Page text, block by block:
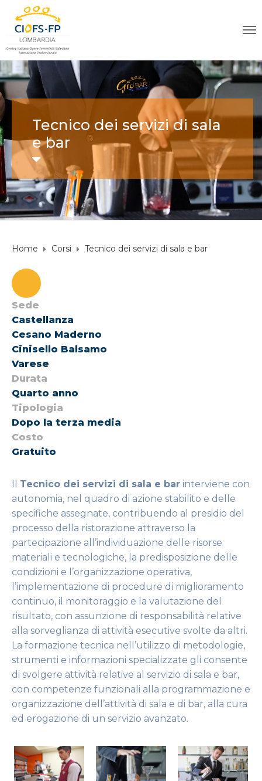
Tecnico dei servizi di sala
e bar
Home Corsi Tecnico dei servizi di sala e bar
Sede
Castellanza
Cesano Maderno
Cinisello Balsamo
Varese
Durata
Quarto anno
Tipologia
Dopo la terza media
Costo
Gratuito
Il Tecnico dei servizi di sala e bar interviene con
autonomia, nel quadro di azione stabilito e delle
specifiche assegnate, contribuendo al presidio del
processo della ristorazione attraverso la
partecipazione all’individuazione delle risorse
materiali e tecnologiche, la predisposizione delle
condizioni e l’organizzazione operativa,
l’implementazione di procedure di miglioramento
continuo, il monitoraggio e la valutazione del
risultato, con assunzione di responsabilità relative
alla sorveglianza di attività esecutive svolte da altri.
La formazione tecnica nell’utilizzo di metodologie,
strumenti e informazioni specializzate gli consente
di svolgere attività relative al servizio di sala e bar,
con competenze funzionali alla programmazione e
organizzazione dell’attività di sala e di bar, alla cura
ed erogazione di un servizio avanzato.